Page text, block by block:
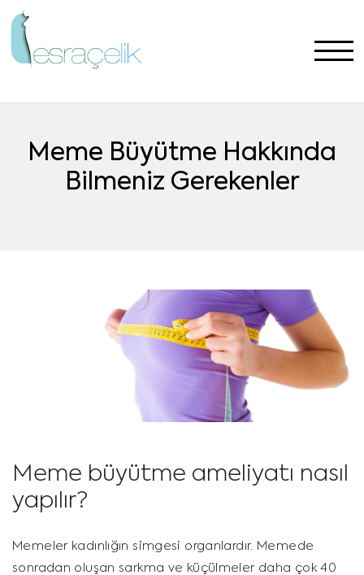
Meme Büyütme Hakkında
Bilmeniz Gerekenler
Meme büyütme ameliyatı nasıl
yapılır?
Memeler kadınlığın simgesi organlardır. Memede
sonradan oluşan sarkma ve küçülmeler daha çok 40